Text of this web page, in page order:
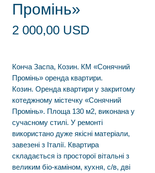
Промінь»
2 000,00 USD
Конча Заспа, Козин. КМ «Сонячний
Промінь» оренда квартири.
Козин. Оренда квартири у закритому
котеджному містечку «Сонячний
Промінь». Площа 130 м2, виконана у
сучасному стилі. У ремонті
використано дуже якісні матеріали,
завезені з Італії. Квартира
складається із просторої вітальні з
великим біо-каміном, кухня, с/в, дві